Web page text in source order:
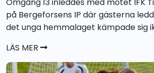
Omgång 13 inleddes med mötet IFK
på Bergeforsens IP där gästerna
det unga hemmalaget kämpade sig
LÄS MER